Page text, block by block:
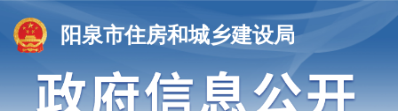
阳泉市住房和城乡建设局